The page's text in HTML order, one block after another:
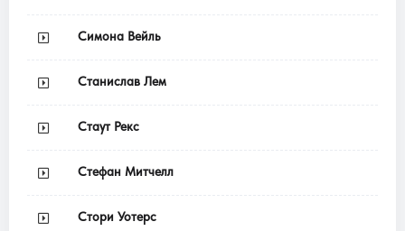
Симона Вейль
Станислав Лем
Стаут Рекс
Стефан Митчелл
Стори Уотерс